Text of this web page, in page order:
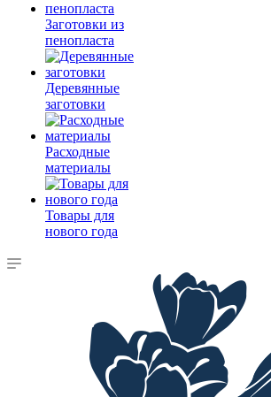
Заготовки из
пенопласта
Деревянные
заготовки
Расходные
материалы
Товары для
нового года